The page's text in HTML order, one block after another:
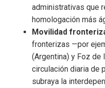
administrativas que
homologación más
Movilidad
fronterizas —por
(Argentina) y Foz de
circulación diaria de
subraya la